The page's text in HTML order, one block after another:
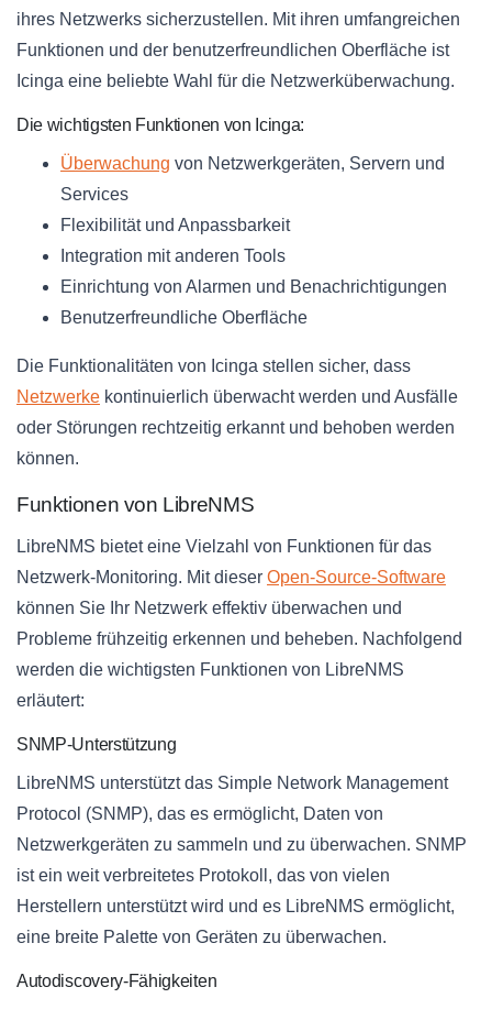
ihres Netzwerks sicherzustellen. Mit ihren umfangreichen
Funktionen und der benutzerfreundlichen Oberfläche ist
Icinga eine beliebte Wahl für die Netzwerküberwachung.
Die wichtigsten Funktionen von Icinga:
Überwachung von Netzwerkgeräten, Servern und
Services
Flexibilität und Anpassbarkeit
Integration mit anderen Tools
Einrichtung von Alarmen und Benachrichtigungen
Benutzerfreundliche Oberfläche
Die Funktionalitäten von Icinga stellen sicher, dass
Netzwerke kontinuierlich überwacht werden und Ausfälle
oder Störungen rechtzeitig erkannt und behoben werden
können.
Funktionen von LibreNMS
LibreNMS bietet eine Vielzahl von Funktionen für das
Netzwerk-Monitoring. Mit dieser Open-Source-Software
können Sie Ihr Netzwerk effektiv überwachen und
Probleme frühzeitig erkennen und beheben. Nachfolgend
werden die wichtigsten Funktionen von LibreNMS
erläutert:
SNMP-Unterstützung
LibreNMS unterstützt das Simple Network Management
Protocol (SNMP), das es ermöglicht, Daten von
Netzwerkgeräten zu sammeln und zu überwachen. SNMP
ist ein weit verbreitetes Protokoll, das von vielen
Herstellern unterstützt wird und es LibreNMS ermöglicht,
eine breite Palette von Geräten zu überwachen.
Autodiscovery-Fähigkeiten